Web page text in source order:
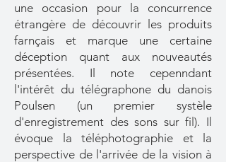
une occasion pour la concurrence
étrangère de découvrir les produits
farnçais et marque une certaine
déception quant aux nouveautés
présentées. Il note cepenndant
l'intérêt du télégraphone du danois
Poulsen (un premier systèle
d'enregistrement des sons sur fil). Il
évoque la téléphotographie et la
perspective de l'arrivée de la vision à